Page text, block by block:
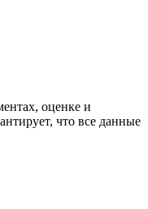
оценке и
что все данные